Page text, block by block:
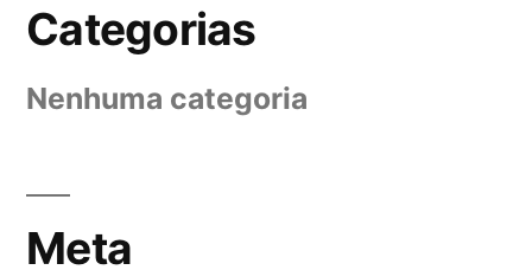
Categorias
Nenhuma categoria
Meta